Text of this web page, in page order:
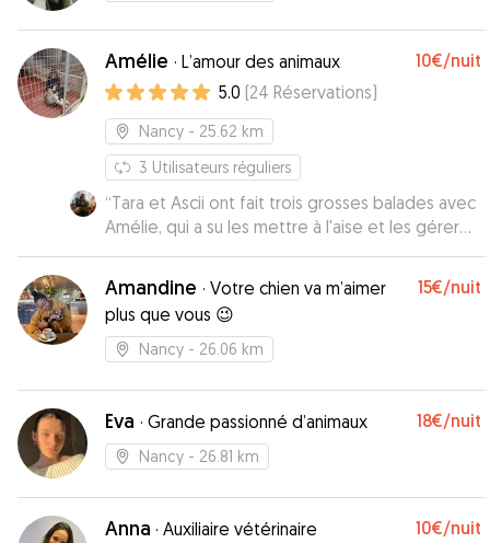
Amélie · L’amour des animaux 10€/nuit
5.0 (24 Réservations)
Nancy - 25.62 km
3 Utilisateurs réguliers
“Tara et Ascii ont fait trois grosses balades avec
Amélie, qui a su les mettre à l'aise et les gérer
malgré leur manque d'habitude des petsitter.
Tout s'est bien passé et ils se sont bien
dépensés !”
Amandine · Votre chien va m’aimer
plus que vous 😉
15€/nuit
Nancy - 26.06 km
Eva · Grande passionné d’animaux 18€/nuit
Nancy - 26.81 km
Anna · Auxiliaire vétérinaire
10€/nuit